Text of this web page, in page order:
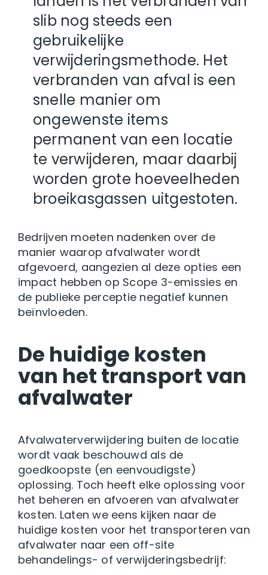
slib nog steeds een
gebruikelijke
verwijderingsmethode. Het
verbranden van afval is een
snelle manier om
ongewenste items
permanent van een locatie
te verwijderen, maar daarbij
worden grote hoeveelheden
broeikasgassen uitgestoten.
Bedrijven moeten nadenken over de
manier waarop afvalwater wordt
afgevoerd, aangezien al deze opties een
impact hebben op Scope 3-emissies en
de publieke perceptie negatief kunnen
beïnvloeden.
De huidige kosten
van het transport van
afvalwater
Afvalwaterverwijdering buiten de locatie
wordt vaak beschouwd als de
goedkoopste (en eenvoudigste)
oplossing. Toch heeft elke oplossing voor
het beheren en afvoeren van afvalwater
kosten. Laten we eens kijken naar de
huidige kosten voor het transporteren van
afvalwater naar een off-site
behandelings- of verwijderingsbedrijf: